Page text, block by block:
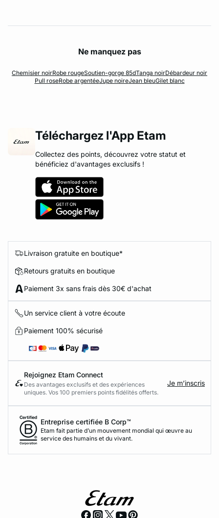
Ne manquez pas
Chemisier noirRobe rougeSoutien-gorge 85dTanga noirDébardeur noir
Pull roseRobe argentéeJupe noireJean bleuGilet blanc
Téléchargez l'App Etam
Collectez des points, découvrez votre statut et
bénéficiez d'avantages exclusifs !
Livraison gratuite en boutique*
Retours gratuits en boutique
Paiement 3x sans frais dès 30€ d'achat
Un service client à votre écoute
Paiement 100% sécurisé
Rejoignez Etam Connect
Des avantages exclusifs et des expériences
uniques. Vos 100 premiers points fidélités offerts.
Je m’inscris
Entreprise certifiée B Corp™
Etam fait partie d’un mouvement mondial qui œuvre au
service des humains et du vivant.